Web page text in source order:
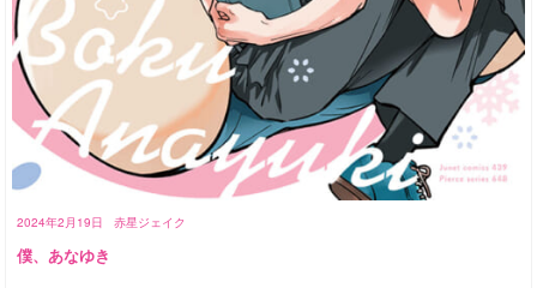
2024年2月19日 赤星ジェイク
僕、あなゆき